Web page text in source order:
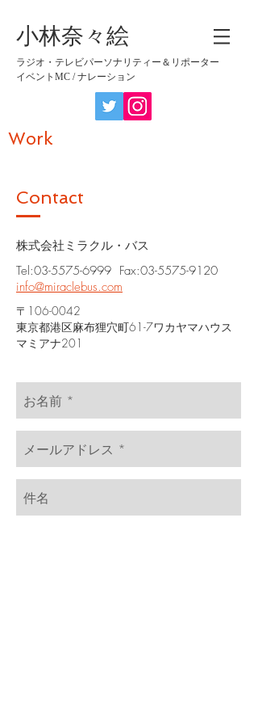
​小林奈々絵
​ラジオ・テレビパーソナリティー＆リポーター
イベントMC / ナレーション
​Work
​Contact
​株式会社ミラクル・バス
Tel:03-5575-6999 Fax:03-5575-9120
info@miraclebus.com
〒106-0042
​東京都港区麻布狸穴町61-7ワカヤマハウス
マミアナ201